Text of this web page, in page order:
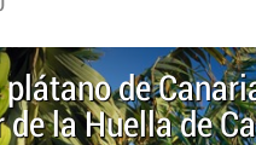
de
la Huella de